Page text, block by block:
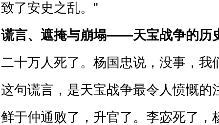
致了安史之乱。"
谎言、遮掩与崩塌——天宝战争的历
二十万人死了。杨国忠说，没事，我
这句谎言，是天宝战争最令人愤慨的
鲜于仲通败了，升官了。李宓死了，